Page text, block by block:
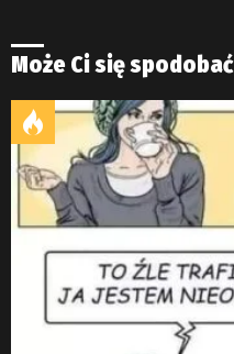
Może Ci się spodobać